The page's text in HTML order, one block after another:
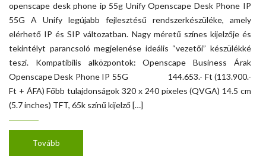
openscape desk phone ip 55g Unify Openscape Desk Phone IP
55G A Unify legújabb fejlesztésű rendszerkészüléke, amely
elérhető IP és SIP változatban. Nagy méretű színes kijelzője és
tekintélyt parancsoló megjelenése ideális “vezetői” készülékké
teszi. Kompatibilis alközpontok: Openscape Business Árak
Openscape Desk Phone IP 55G 144.653.- Ft (113.900.-
Ft + ÁFA) Főbb tulajdonságok 320 x 240 pixeles (QVGA) 14.5 cm
(5.7 inches) TFT, 65k színű kijelző […]
Tovább